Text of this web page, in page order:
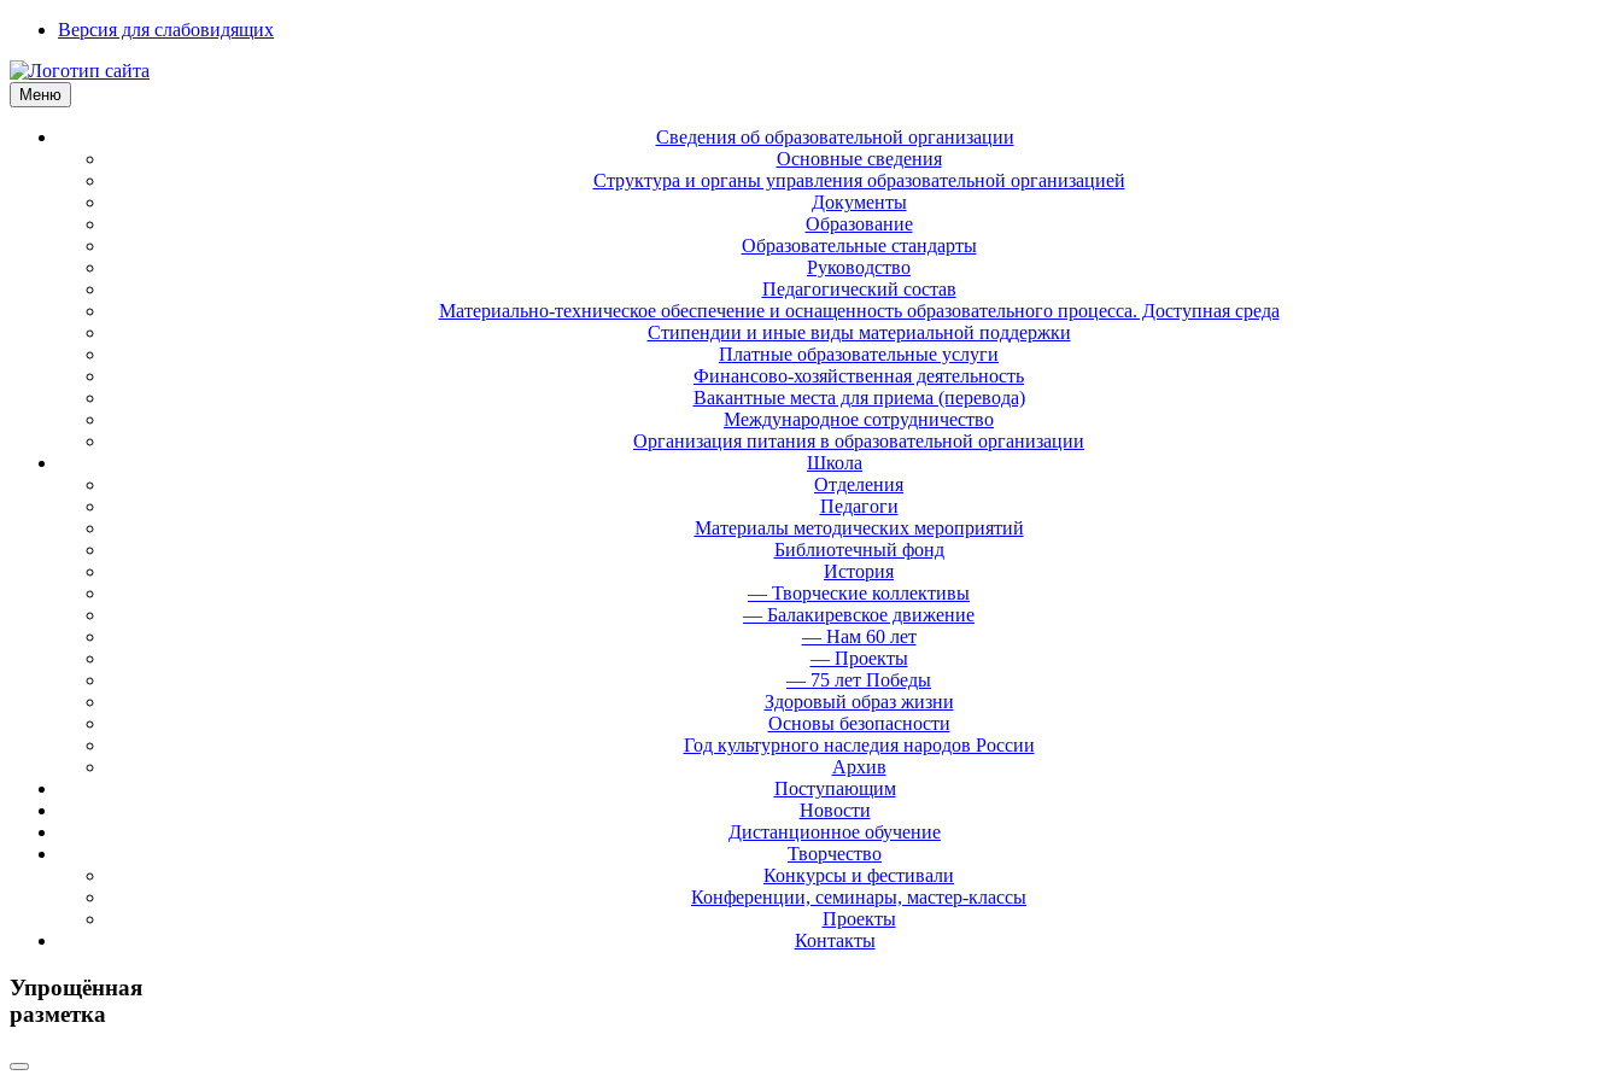
Версия для слабовидящих
Меню
Сведения об образовательной организации
Основные сведения
Структура и органы управления образовательной организацией
Документы
Образование
Образовательные стандарты
Руководство
Педагогический состав
Материально-техническое обеспечение и оснащенность образовательного процесса. Доступная среда
Стипендии и иные виды материальной поддержки
Платные образовательные услуги
Финансово-хозяйственная деятельность
Вакантные места для приема (перевода)
Международное сотрудничество
Организация питания в образовательной организации
Школа
Отделения
Педагоги
Материалы методических мероприятий
Библиотечный фонд
История
— Творческие коллективы
— Балакиревское движение
— Нам 60 лет
— Проекты
— 75 лет Победы
Здоровый образ жизни
Основы безопасности
Год культурного наследия народов России
Архив
Поступающим
Новости
Дистанционное обучение
Творчество
Конкурсы и фестивали
Конференции, семинары, мастер-классы
Проекты
Контакты
Упрощённая
разметка